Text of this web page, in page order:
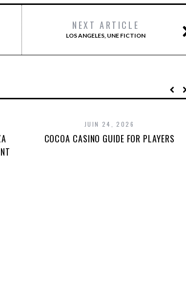
NEXT ARTICLE
LOS ANGELES, UNE FICTION
JUIN 24, 2026
COCOA CASINO GUIDE FOR PLAYERS